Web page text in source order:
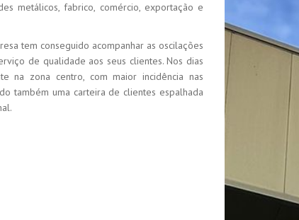
metálicos, fabrico, comércio, exportação e
tem conseguido acompanhar as oscilações
de qualidade aos seus clientes. Nos dias
na zona centro, com maior incidência nas
também uma carteira de clientes espalhada